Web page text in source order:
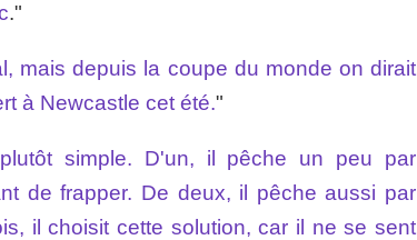
."
mais depuis la coupe du monde on dirait
à Newcastle cet été."
simple. D'un, il pêche un peu par
de frapper. De deux, il pêche aussi par
il choisit cette solution, car il ne se sent